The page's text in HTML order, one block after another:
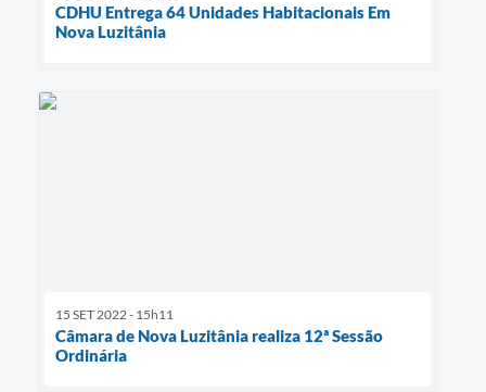
CDHU Entrega 64 Unidades Habitacionais Em
Nova Luzitânia
15 SET 2022 - 15h11
Câmara de Nova Luzitânia realiza 12ª Sessão
Ordinária